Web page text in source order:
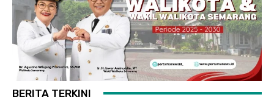
BERITA TERKINI